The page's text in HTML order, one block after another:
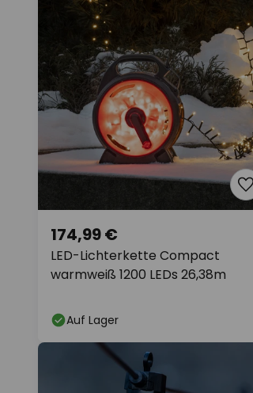
LED-Lichterkette Compact
warmweiß 1200 LEDs 26,38m
174,99 €
Auf Lager